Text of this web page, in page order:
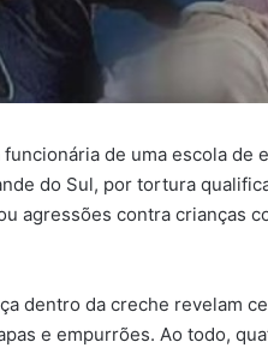
de uma escola de
do Sul, por tortura
agressões contra crianças
dentro da creche revelam
e empurrões. Ao todo,